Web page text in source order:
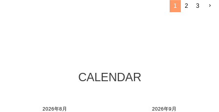
1 2 3
CALENDAR
2026年8月
2026年9月